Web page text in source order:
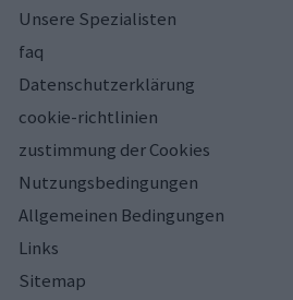
Unsere Spezialisten
faq
Datenschutzerklärung
cookie-richtlinien
zustimmung der Cookies
Nutzungsbedingungen
Allgemeinen Bedingungen
Links
Sitemap